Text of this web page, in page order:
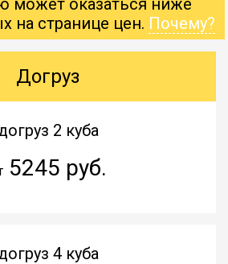
может оказаться ниже
на странице цен. Почему?
Догруз
2 куба
5245 руб.
4 куба